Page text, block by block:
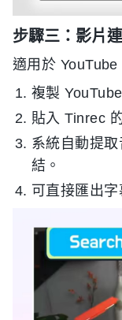
步驟三：影片
適用於 YouTube
複製
貼入 Tinrec
系統自動提
結。
可直接匯出字